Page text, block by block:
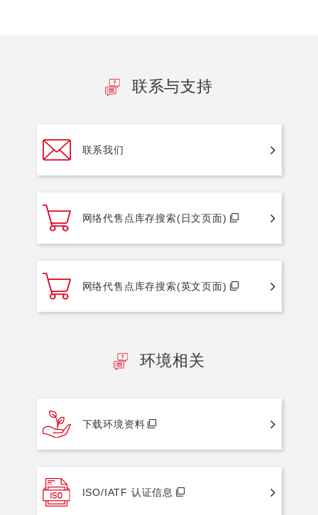
联系与支持
联系我们
网络代售点库存搜索(日文页面)
网络代售点库存搜索(英文页面)
环境相关
下载环境资料
ISO/IATF 认证信息